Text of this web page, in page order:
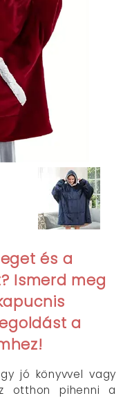
és a
Ismerd meg
a
jó könyvvel vagy
otthon pihenni a